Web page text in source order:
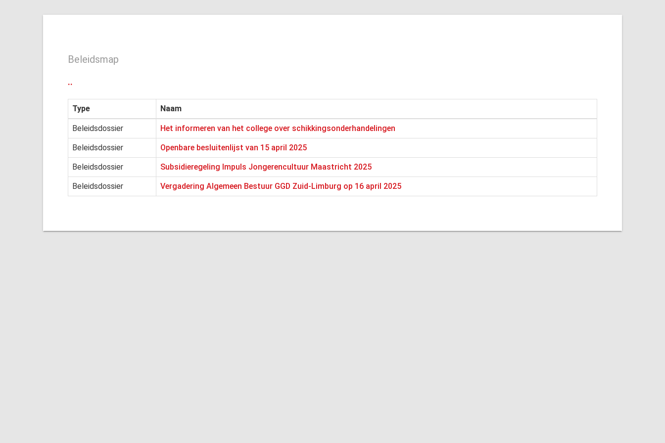
Beleidsmap
..
Type Naam
Beleidsdossier Het informeren van het college over schikkingsonderhandelingen
Beleidsdossier Openbare besluitenlijst van 15 april 2025
Beleidsdossier Subsidieregeling Impuls Jongerencultuur Maastricht 2025
Beleidsdossier Vergadering Algemeen Bestuur GGD Zuid-Limburg op 16 april 2025